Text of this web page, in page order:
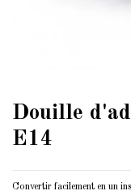
Douille
E14
Convertir facilement en un